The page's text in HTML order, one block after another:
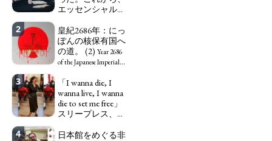
エッセンシャルワ
ワーカー、ソーシ
ャルワーカーと同
じ、アートワーカ
ーになる。We have
word "artist" into the
word "Art Worker"
(similar to "Essential
Worker", "Sex Worker" or
2
皇紀2686年：にっ
ぽんの核保有国へ
の道。 (2) Year 2686
of the Japanese Imperial
Becoming a Nuclear
Power. (2)
3
「I wanna die, I
wanna live, I wanna
die to set me free」
スリープレス、セ
で、自己憐憫に浸
4
日本館をめぐる非